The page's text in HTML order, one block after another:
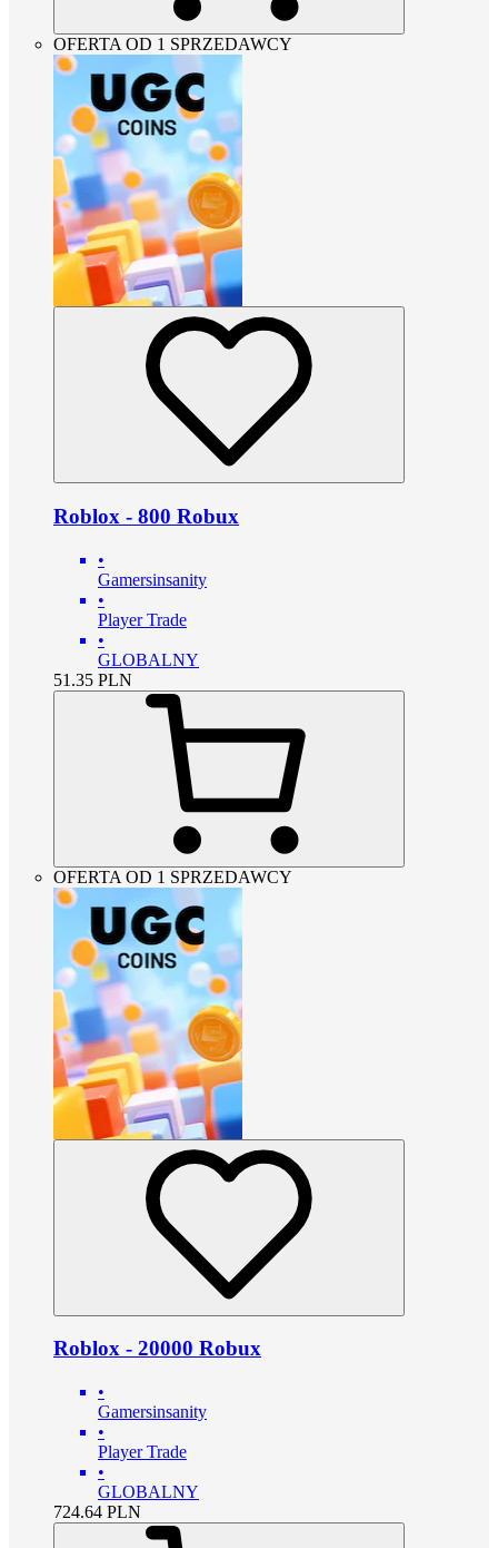
OFERTA OD 1 SPRZEDAWCY
Roblox - 800 Robux
•
Gamersinsanity
•
Player Trade
•
GLOBALNY
51.35 PLN
OFERTA OD 1 SPRZEDAWCY
Roblox - 20000 Robux
•
Gamersinsanity
•
Player Trade
•
GLOBALNY
724.64 PLN